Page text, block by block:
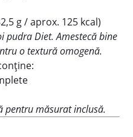
g / aprox. 125 kcal)
pudra Diet. Amestecă bine
o textură omogenă.
pentru măsurat inclusă.